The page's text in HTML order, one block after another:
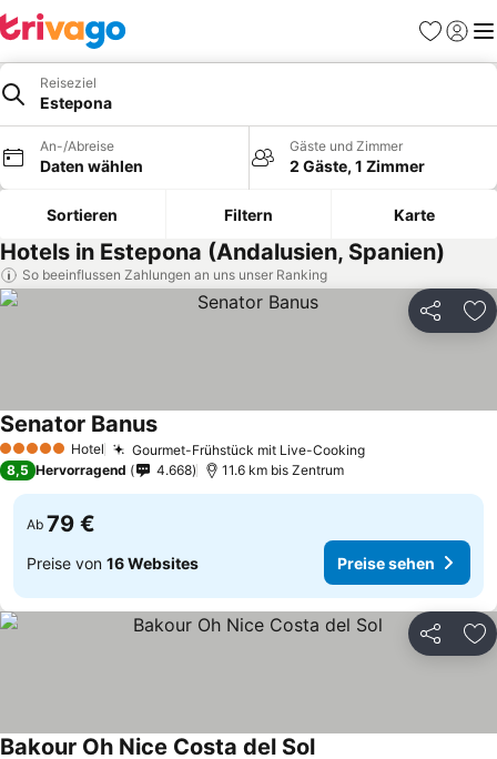
Favoriten
Reiseziel
Estepona
An-/Abreise
Daten wählen
Gäste und Zimmer
2 Gäste, 1 Zimmer
Sortieren Filtern Karte
Hotels in Estepona (Andalusien, Spanien)
So beeinflussen Zahlungen an uns unser Ranking
Teilen
5 Sterne Hotel Gourmet-Frühstück mit Live-Cooking
Senator Banus
8,5 Hervorragend 4.668 11.6 km bis Zentrum
Ab 79 €
Preise von 16 Websites Preise sehen
Teilen
Bakour Oh Nice Costa del Sol